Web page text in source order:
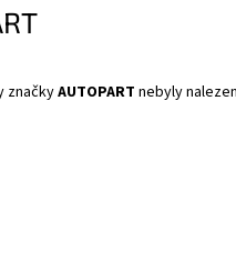
značkyAUTOPART nebyly